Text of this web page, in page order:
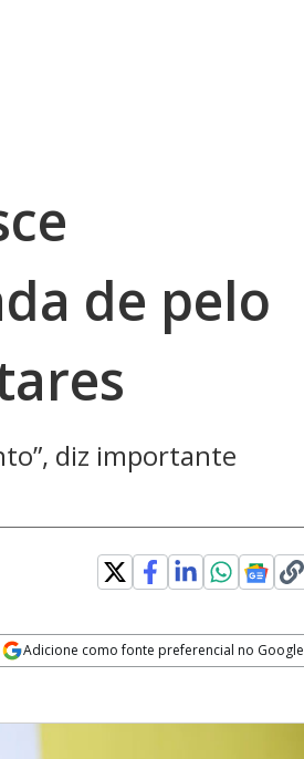
de pelo
diz importante
Adicione como fonte preferencial no Google